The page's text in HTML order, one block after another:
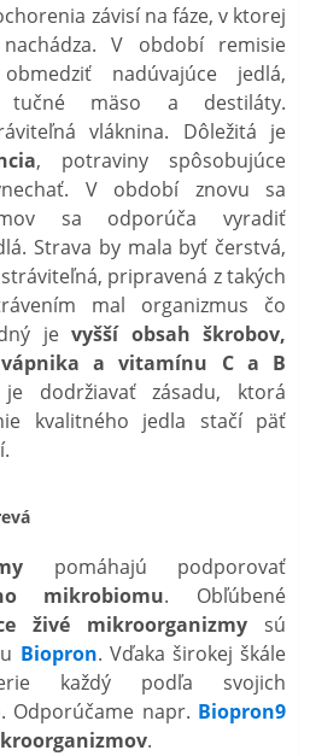
závisí na fáze, v ktorej
V období remisie
nadúvajúce jedlá,
tučné mäso a destiláty.
vláknina. Dôležitá je
, potraviny spôsobujúce
V období znovu sa
sa odporúča vyradiť
Strava by mala byť čerstvá,
pripravená z takých
mal organizmus čo
je vyšší obsah škrobov,
a vitamínu C a B
dodržiavať zásadu, ktorá
kvalitného jedla stačí päť
pomáhajú podporovať
mikrobiomu. Obľúbené
živé mikroorganizmy sú
Biopron. Vďaka širokej škále
každý podľa svojich
Odporúčame napr. Biopron9
.